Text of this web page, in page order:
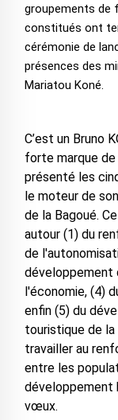
groupements de
constitués ont
cérémonie de
présences des
Mariatou Koné.
C’est un Bruno
forte marque de
présenté les
le moteur de
de la Bagoué.
autour (1) du
de
développement
l'économie, (4)
enfin (5) du
touristique de la
travailler au
entre les
développement
vœux.